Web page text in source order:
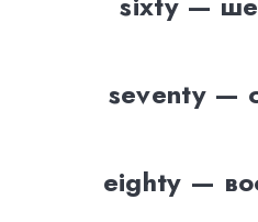
seventy —
eighty —